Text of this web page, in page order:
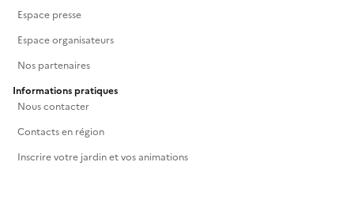
Espace presse
Espace organisateurs
Nos partenaires
Informations pratiques
Nous contacter
Contacts en région
Inscrire votre jardin et vos animations